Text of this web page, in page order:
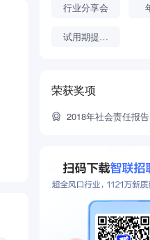
行业分享会
试用期提前转正
荣获奖项
2018年社会责任报告